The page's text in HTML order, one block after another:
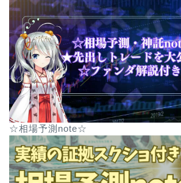
☆相場予測note☆